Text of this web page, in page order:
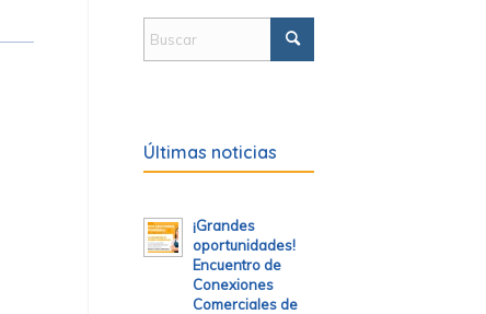
Últimas noticias
¡Grandes
oportunidades!
Encuentro de
Conexiones
Comerciales de